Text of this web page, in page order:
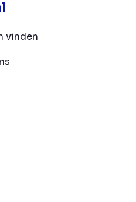
vinden